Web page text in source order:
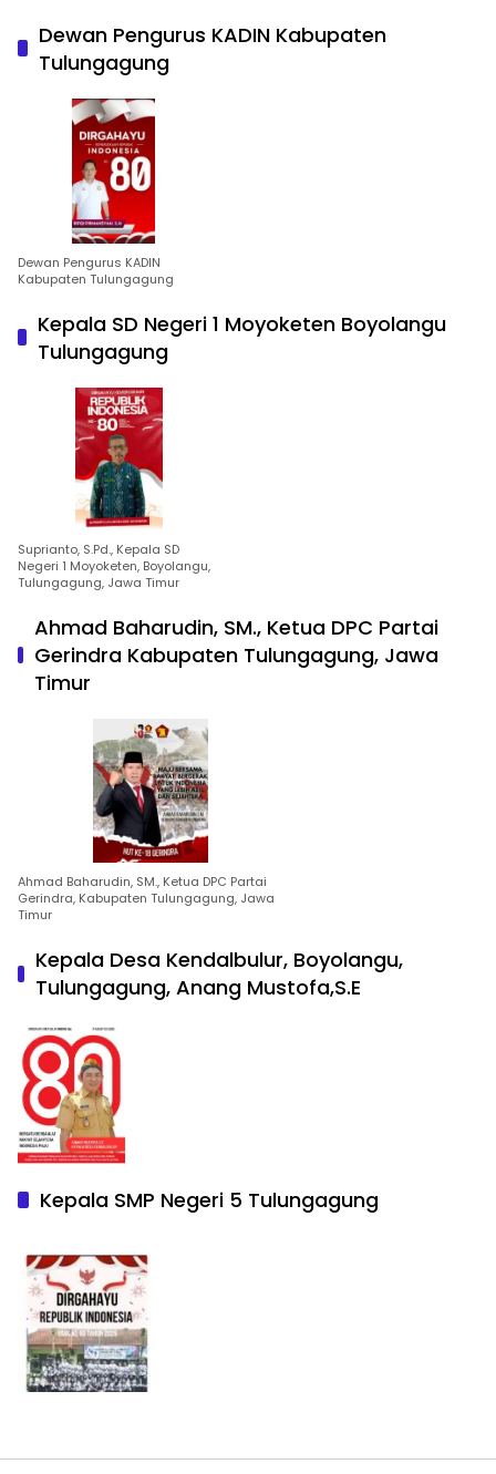
Dewan Pengurus KADIN Kabupaten
Tulungagung
Dewan Pengurus KADIN
Kabupaten Tulungagung
Kepala SD Negeri 1 Moyoketen Boyolangu
Tulungagung
Suprianto, S.Pd., Kepala SD
Negeri 1 Moyoketen, Boyolangu,
Tulungagung, Jawa Timur
Ahmad Baharudin, SM., Ketua DPC Partai
Gerindra Kabupaten Tulungagung, Jawa
Timur
Ahmad Baharudin, SM., Ketua DPC Partai
Gerindra, Kabupaten Tulungagung, Jawa
Timur
Kepala Desa Kendalbulur, Boyolangu,
Tulungagung, Anang Mustofa,S.E
Kepala SMP Negeri 5 Tulungagung